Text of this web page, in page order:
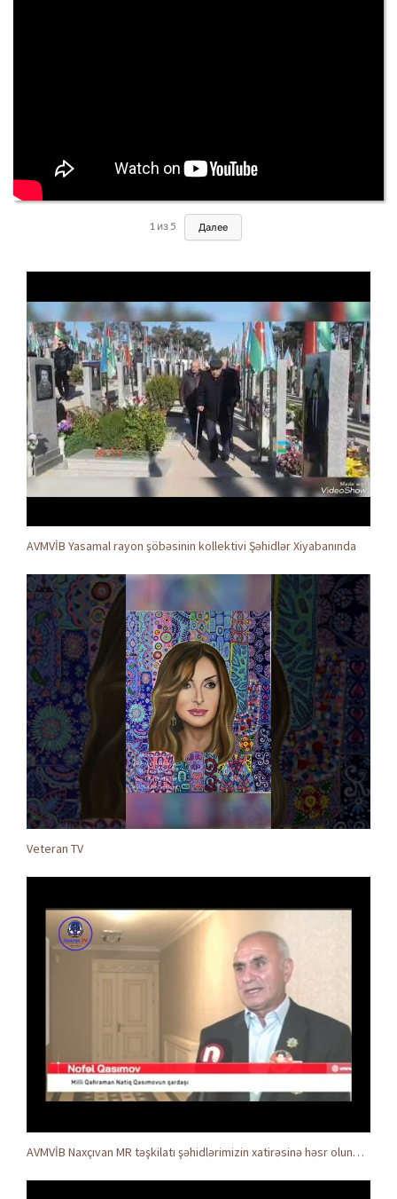
1 из5 Далее
AVMVİB Yasamal rayon şöbəsinin kollektivi Şəhidlər Xiyabanında
Veteran TV
AVMVİB Naxçıvan MR təşkilatı şəhidlərimizin xatirəsinə həsr olunmuş tədbir keçirdi